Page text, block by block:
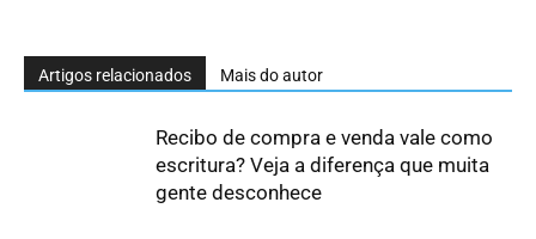
Artigos relacionados Mais do autor
Recibo de compra e venda vale como
escritura? Veja a diferença que muita
gente desconhece